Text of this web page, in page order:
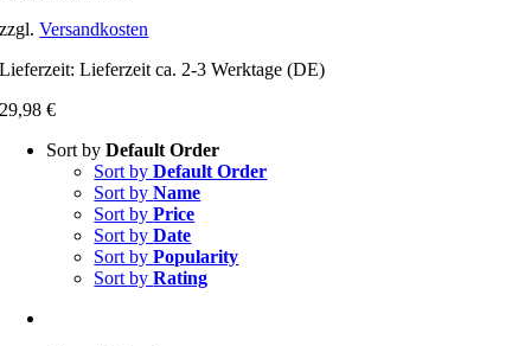
zzgl.Versandkosten
Lieferzeit:Lieferzeit ca. 2-3 Werktage (DE)
29,98€
Sort byDefault Order
Sort byDefault Order
Sort byName
Sort byPrice
Sort byDate
Sort byPopularity
Sort byRating